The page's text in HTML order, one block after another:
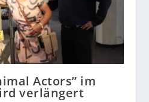
Actors” im
verlängert